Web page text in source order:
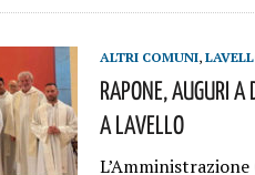
ALTRI COMUNI,
Rapone, Auguri
A Lavello